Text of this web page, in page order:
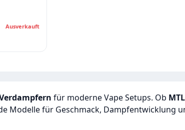
Ausverkauft
für moderne Vape Setups. Ob
Modelle für Geschmack, Dampfentwicklung